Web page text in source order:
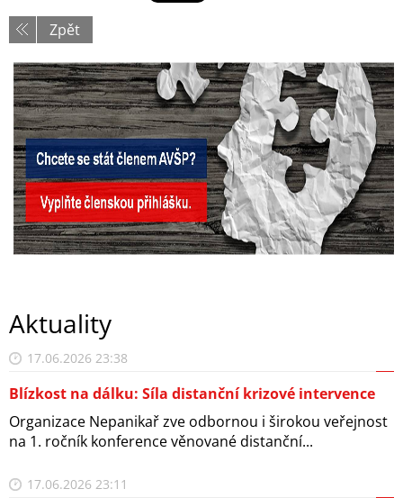
Zpět
Aktuality
17.06.2026 23:38
Blízkost na dálku: Síla distanční krizové intervence
Organizace Nepanikař zve odbornou i širokou veřejnost
na 1. ročník konference věnované distanční...
17.06.2026 23:11